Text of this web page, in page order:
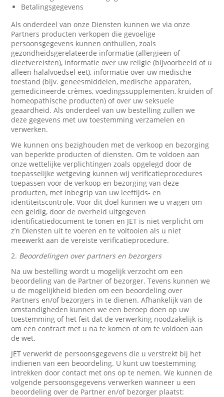
Betalingsgegevens
Als onderdeel van onze Diensten kunnen we via onze
Partners producten verkopen die gevoelige
persoonsgegevens kunnen onthullen, zoals
gezondheidsgerelateerde informatie (allergieën of
dieetvereisten), informatie over uw religie (bijvoorbeeld of u
alleen halalvoedsel eet), informatie over uw medische
toestand (bijv. geneesmiddelen, medische apparaten,
gemedicineerde crèmes, voedingssupplementen, kruiden of
homeopathische producten) of over uw seksuele
geaardheid. Als onderdeel van uw bestelling zullen we
deze gegevens met uw toestemming verzamelen en
verwerken.
We kunnen ons bezighouden met de verkoop en bezorging
van beperkte producten of diensten. Om te voldoen aan
onze wettelijke verplichtingen zoals opgelegd door de
toepasselijke wetgeving kunnen wij verificatieprocedures
toepassen voor de verkoop en bezorging van deze
producten, met inbegrip van uw leeftijds- en
identiteitscontrole. Voor dit doel kunnen we u vragen om
een geldig, door de overheid uitgegeven
identificatiedocument te tonen en JET is niet verplicht om
z’n Diensten uit te voeren en te voltooien als u niet
meewerkt aan de vereiste verificatieprocedure.
2. Beoordelingen over partners en bezorgers
Na uw bestelling wordt u mogelijk verzocht om een
beoordeling van de Partner of bezorger. Tevens kunnen we
u de mogelijkheid bieden om een beoordeling over
Partners en/of bezorgers in te dienen. Afhankelijk van de
omstandigheden kunnen we een beroep doen op uw
toestemming of het feit dat de verwerking noodzakelijk is
om een contract met u na te komen of om te voldoen aan
de wet.
JET verwerkt de persoonsgegevens die u verstrekt bij het
indienen van een beoordeling. U kunt uw toestemming
intrekken door contact met ons op te nemen. We kunnen de
volgende persoonsgegevens verwerken wanneer u een
beoordeling over de Partner en/of bezorger plaatst: